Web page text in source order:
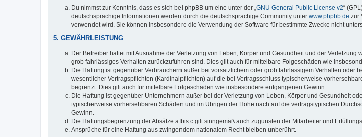
Du nimmst zur Kenntnis, dass es sich bei phpBB um eine unter der „ GNU General Public License v2“
deutschsprachige Informationen werden durch die deutschsprachige Community unter www.phpbb.de zur
verwendet wird. Sie können insbesondere die Verwendung der Software für bestimmte Zwecke nicht
5. GEWÄHRLEISTUNG
Der Betreiber haftet mit Ausnahme der Verletzung von Leben, Körper und Gesundheit und der
grob fahrlässiges Verhalten zurückzuführen sind. Dies gilt auch für mittelbare Folgeschäden wie
Die Haftung ist gegenüber Verbrauchern außer bei vorsätzlichem oder grob fahrlässigem Verhalten
wesentlicher Vertragspflichten (Kardinalpflichten) auf die bei Vertragsschluss typischerweise
begrenzt. Dies gilt auch für mittelbare Folgeschäden wie insbesondere entgangenen Gewinn.
Die Haftung ist gegenüber Unternehmern außer bei der Verletzung von Leben, Körper und Gesundheit
typischerweise vorhersehbaren Schäden und im Übrigen der Höhe nach auf die vertragstypischen
Gewinn.
Die Haftungsbegrenzung der Absätze a bis c gilt sinngemäß auch zugunsten der Mitarbeiter und
Ansprüche für eine Haftung aus zwingendem nationalem Recht bleiben unberührt.